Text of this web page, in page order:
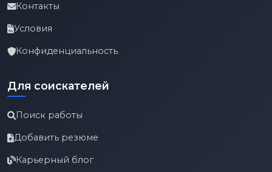
Контакты
Условия
Конфиденциальность
Для соискателей
Поиск работы
Добавить резюме
Карьерный блог